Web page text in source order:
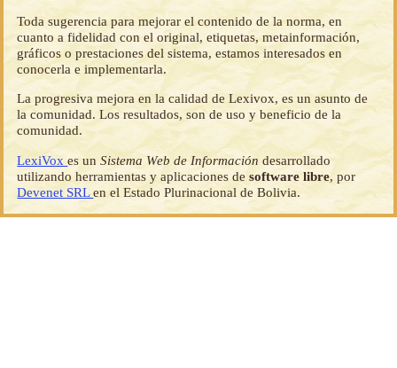
Toda sugerencia para mejorar el contenido de la norma, en
cuanto a fidelidad con el original, etiquetas, metainformación,
gráficos o prestaciones del sistema, estamos interesados en
conocerla e implementarla.
La progresiva mejora en la calidad de Lexivox, es un asunto de
la comunidad. Los resultados, son de uso y beneficio de la
comunidad.
LexiVoxes unSistema Web de Información desarrollado
utilizando herramientas y aplicaciones desoftware libre, por
Devenet SRLen el Estado Plurinacional de Bolivia.